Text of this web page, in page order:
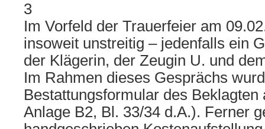
3
Im Vorfeld der Trauerfeier am
insoweit unstreitig – jedenfalls ein
der Klägerin, der Zeugin U. und
Im Rahmen dieses Gesprächs
Bestattungsformular des Beklagten
Anlage B2, Bl. 33/34 d.A.). Ferner